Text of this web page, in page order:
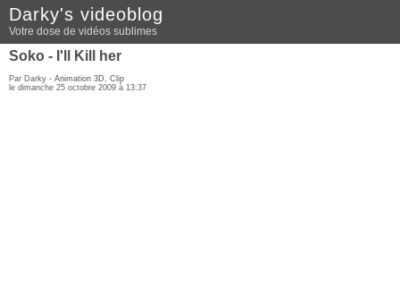
Darky's videoblog
Votre dose de vidéos sublimes
Soko - I'll Kill her
Par Darky - Animation 3D, Clip
le dimanche 25 octobre 2009 à 13:37